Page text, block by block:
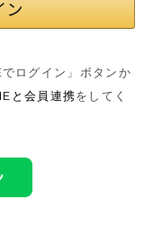
ログイン」ボタンか
と会員連携をしてく